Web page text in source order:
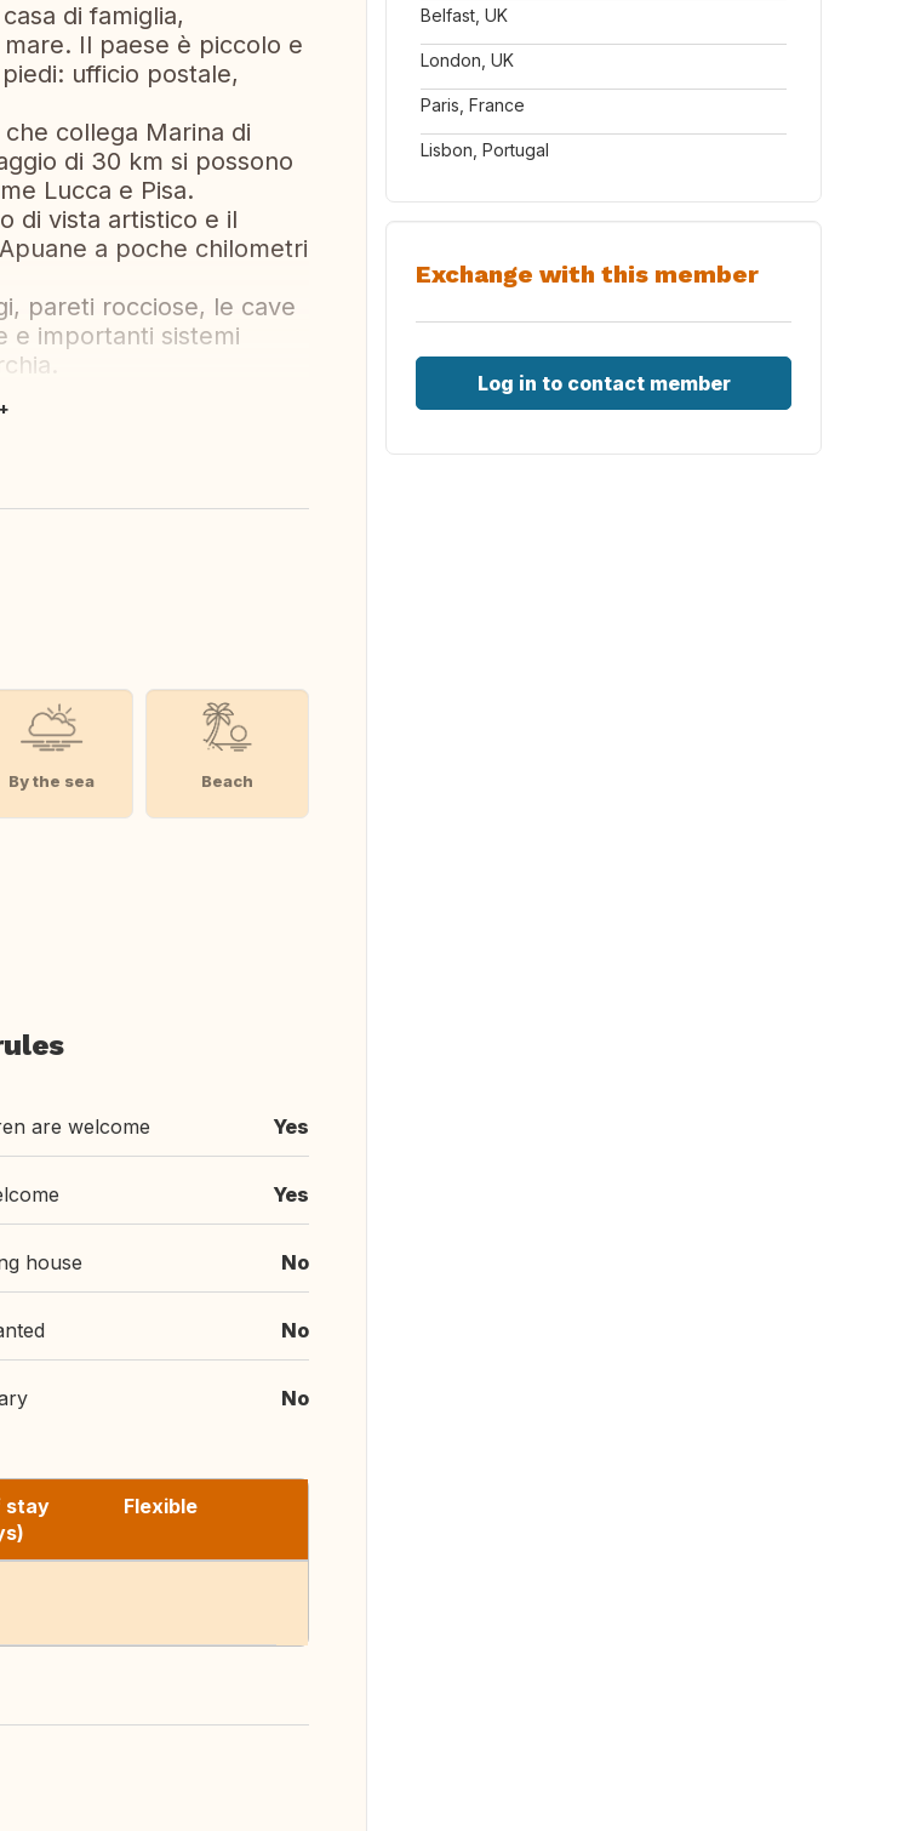
di famiglia,
Il paese è piccolo e
ufficio postale,
collega Marina di
di 30 km si possono
Lucca e Pisa.
di vista artistico e il
a poche chilometri
pareti rocciose, le cave
e importanti sistemi
By the sea Beach
are welcome Yes
Yes
house No
No
No
stay
Flexible
Belfast, UK
London, UK
Paris, France
Lisbon, Portugal
Exchange with this member
Log in to contact member